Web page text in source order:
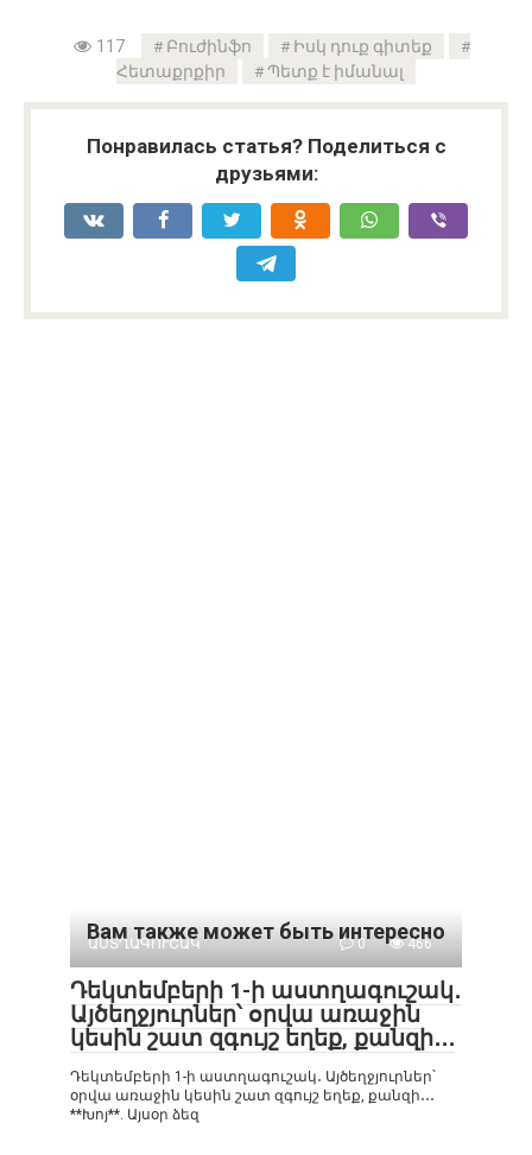
117 Բուժինֆո
Իսկ դուք գիտեք
Հետաքրքիր
Պետք է իմանալ
Понравилась статья? Поделиться с
друзьями:
Вам также может быть интересно
ԱՍՏՂԱԳՈՒՇԱԿ 0 466
Դեկտեմբերի 1-ի աստղագուշակ․
Այծեղջյուրներ՝ օրվա առաջին
կեսին շատ զգույշ եղեք, քանզի․․․
Դեկտեմբերի 1-ի աստղագուշակ․ Այծեղջյուրներ՝
օրվա առաջին կեսին շատ զգույշ եղեք, քանզի․․․
**Խոյ**. Այսօր ձեզ